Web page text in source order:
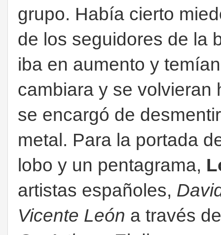
grupo. Había cierto
de los seguidores de la
iba en aumento y
cambiara y se volvieran
se encargó de
metal. Para la portada
lobo y un pentagrama,
artistas españoles,
Vicente León a través